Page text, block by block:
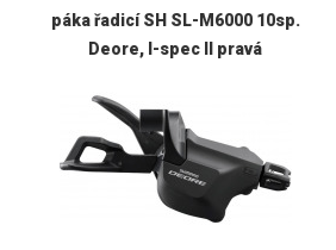
páka řadicí SH SL-M6000 10sp.
Deore, I-spec II pravá